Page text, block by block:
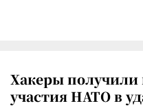
Хакеры
участия НАТО в